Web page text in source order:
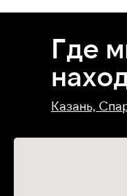
Где
Казань,